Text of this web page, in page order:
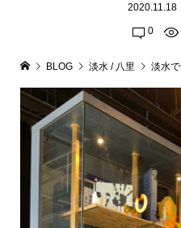
2020.11.18
0
BLOG 淡水 / 八里 淡水で子供連れ